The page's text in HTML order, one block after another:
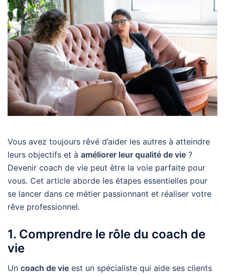
Vous avez toujours rêvé d’aider les autres à atteindre
leurs objectifs et à améliorer leur qualité de vie ?
Devenir coach de vie peut être la voie parfaite pour
vous. Cet article aborde les étapes essentielles pour
se lancer dans ce métier passionnant et réaliser votre
rêve professionnel.
1. Comprendre le rôle du coach de
vie
Un coach de vie est un spécialiste qui aide ses clients